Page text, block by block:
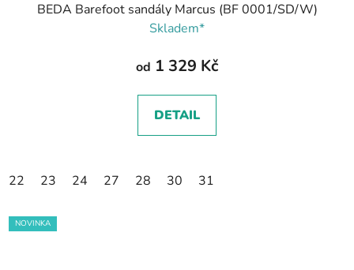
BEDA Barefoot sandály Marcus (BF 0001/SD/W)
Skladem*
od 1 329 Kč
DETAIL
22 23 24 27 28 30 31
NOVINKA